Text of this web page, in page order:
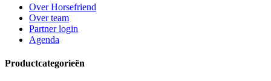
Over Horsefriend
Over team
Partner login
Agenda
Productcategorieën